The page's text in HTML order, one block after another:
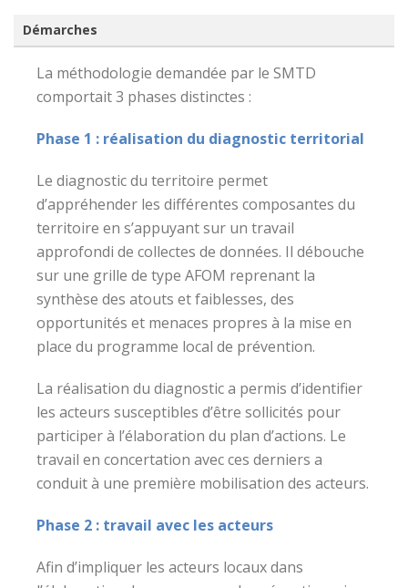
Démarches
La méthodologie demandée par le SMTD
comportait 3 phases distinctes :
Phase 1 : réalisation du diagnostic territorial
Le diagnostic du territoire permet
d’appréhender les différentes composantes du
territoire en s’appuyant sur un travail
approfondi de collectes de données. Il débouche
sur une grille de type AFOM reprenant la
synthèse des atouts et faiblesses, des
opportunités et menaces propres à la mise en
place du programme local de prévention.
La réalisation du diagnostic a permis d’identifier
les acteurs susceptibles d’être sollicités pour
participer à l’élaboration du plan d’actions. Le
travail en concertation avec ces derniers a
conduit à une première mobilisation des acteurs.
Phase 2 : travail avec les acteurs
Afin d’impliquer les acteurs locaux dans